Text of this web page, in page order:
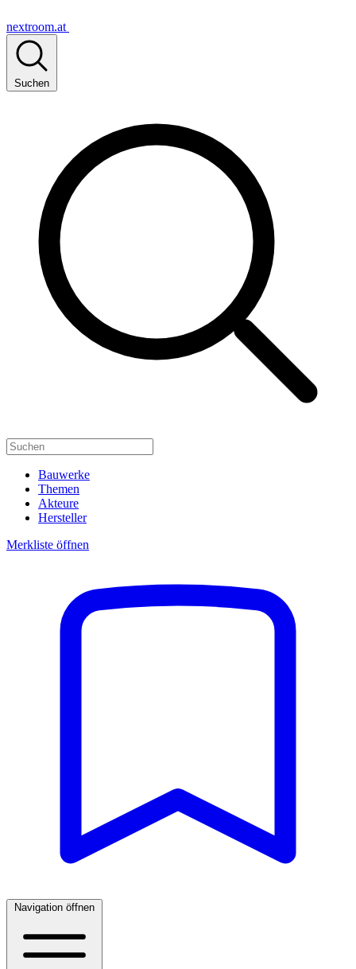
nextroom.at
Suchen
Bauwerke
Themen
Akteure
Hersteller
Merkliste öffnen
Navigation öffnen